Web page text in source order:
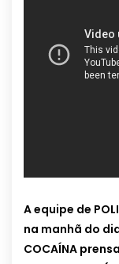
A equipe de
na manhã do
COCAÍNA